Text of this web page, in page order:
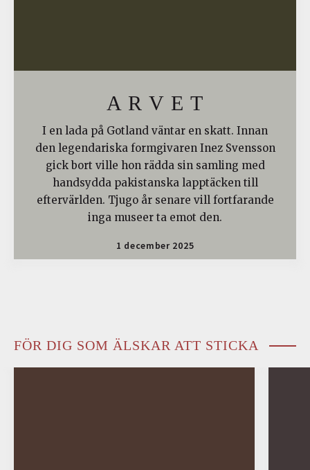
A R V E T
I en lada på Gotland väntar en skatt. Innan
den legendariska formgivaren Inez Svensson
gick bort ville hon rädda sin samling med
handsydda pakistanska lapptäcken till
eftervärlden. Tjugo år senare vill fortfarande
inga museer ta emot den.
1 december 2025
FÖR DIG SOM ÄLSKAR ATT STICKA